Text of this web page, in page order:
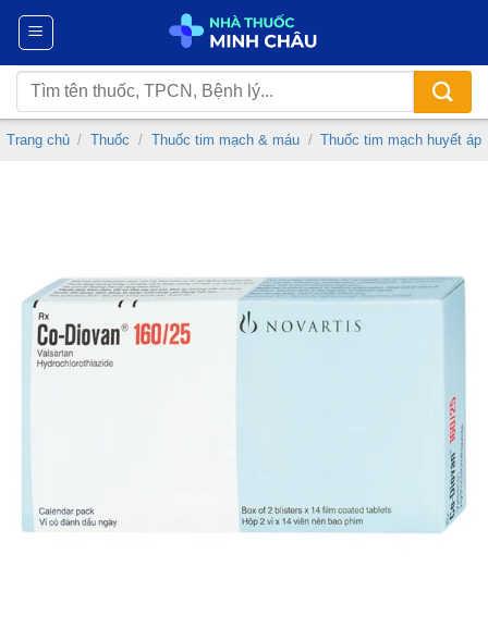
Chuyển
nội
dung
Tìm
kiếm:
Trang chủ / Thuốc / Thuốc tim mạch & máu / Thuốc tim mạch huyết áp